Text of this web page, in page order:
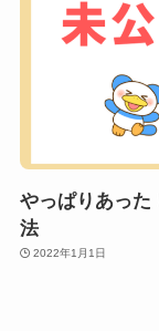
やっぱりあった
法
2022年1月1日